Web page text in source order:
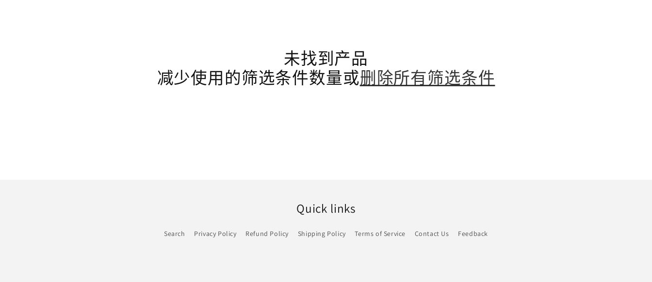
未找到产品
减少使用的筛选条件数量或删除所有筛选条件
Quick links
Search Privacy Policy Refund Policy Shipping Policy Terms of Service Contact Us Feedback